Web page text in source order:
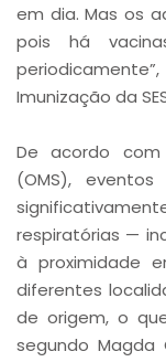
em dia. Mas os
pois há
Imunização da
De acordo com
(OMS),
respiratórias —
à proximidade
diferentes
de origem, o
segundo Magda